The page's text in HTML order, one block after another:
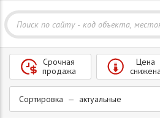
Сортировка — актуальные
Срочная
продажа
Цена
снижена